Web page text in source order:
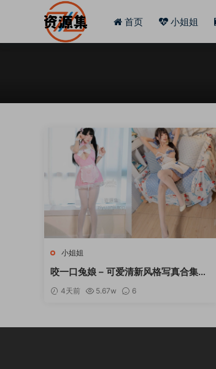
首页 小姐姐
小姐姐
咬一口兔娘 – 可爱清新风格写真合集
4天前 5.67w 6